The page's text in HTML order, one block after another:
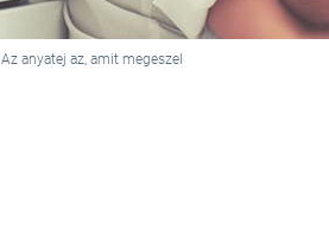
Az anyatej az, amit megeszel